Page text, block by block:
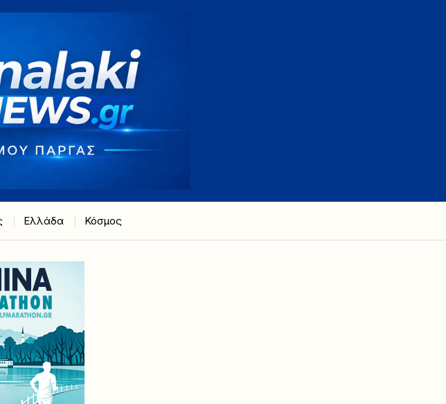
Ελλάδα Κόσμος